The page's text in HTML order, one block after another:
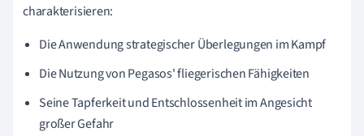
charakterisieren:
Die Anwendung strategischer Überlegungen im Kampf
Die Nutzung von Pegasos' fliegerischen Fähigkeiten
Seine Tapferkeit und Entschlossenheit im Angesicht
großer Gefahr